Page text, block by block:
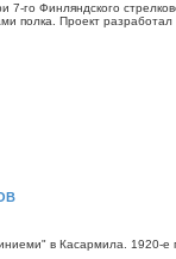
го Финляндского
полка. Проект
в Касармила. 1920-е